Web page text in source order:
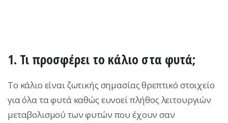
1. Τι προσφέρει το κάλιο στα φυτά;
Το κάλιο είναι ζωτικής σημασίας θρεπτικό στοιχείο
για όλα τα φυτά καθώς ευνοεί πλήθος λειτουργιών
μεταβολισμού των φυτών που έχουν σαν